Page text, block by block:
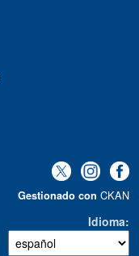
Gestionado con CKAN
Idioma